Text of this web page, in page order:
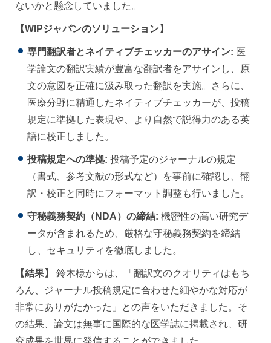
ないかと懸念していました。
【WIPジャパンのソリューション】
専門翻訳者とネイティブチェッカーのアサイン: 医
学論文の翻訳実績が豊富な翻訳者をアサインし、原
文の意図を正確に汲み取った翻訳を実施。さらに、
医療分野に精通したネイティブチェッカーが、投稿
規定に準拠した表現や、より自然で説得力のある英
語に校正しました。
投稿規定への準拠: 投稿予定のジャーナルの規定
（書式、参考文献の形式など）を事前に確認し、翻
訳・校正と同時にフォーマット調整も行いました。
守秘義務契約（NDA）の締結: 機密性の高い研究デ
ータが含まれるため、厳格な守秘義務契約を締結
し、セキュリティを徹底しました。
【結果】
鈴木様からは、「翻訳文のクオリティはもち
ろん、ジャーナル投稿規定に合わせた細やかな対応が
非常にありがたかった」との声をいただきました。そ
の結果、論文は無事に国際的な医学誌に掲載され、研
究成果を世界に発信することができました。